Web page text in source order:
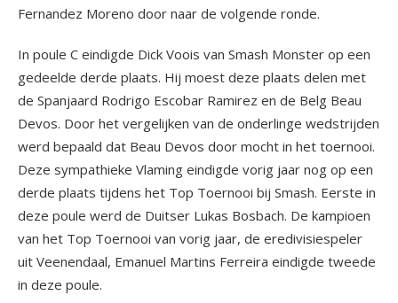
Fernandez Moreno door naar de volgende ronde.
In poule C eindigde Dick Voois van Smash Monster op een
gedeelde derde plaats. Hij moest deze plaats delen met
de Spanjaard Rodrigo Escobar Ramirez en de Belg Beau
Devos. Door het vergelijken van de onderlinge wedstrijden
werd bepaald dat Beau Devos door mocht in het toernooi.
Deze sympathieke Vlaming eindigde vorig jaar nog op een
derde plaats tijdens het Top Toernooi bij Smash. Eerste in
deze poule werd de Duitser Lukas Bosbach. De kampioen
van het Top Toernooi van vorig jaar, de eredivisiespeler
uit Veenendaal, Emanuel Martins Ferreira eindigde tweede
in deze poule.